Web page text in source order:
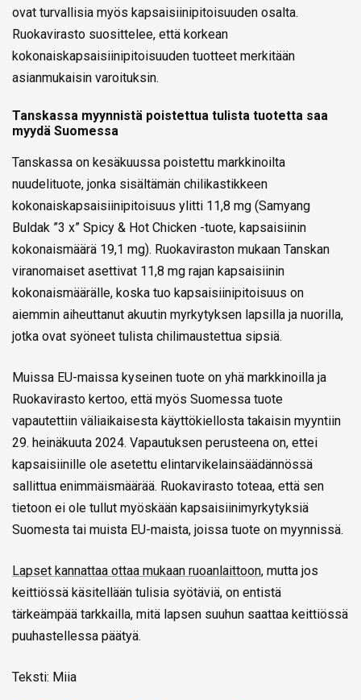
ovat turvallisia myös kapsaisiinipitoisuuden osalta.
Ruokavirasto suosittelee, että korkean
kokonaiskapsaisiinipitoisuuden tuotteet merkitään
asianmukaisin varoituksin.
Tanskassa myynnistä poistettua tulista tuotetta saa
myydä Suomessa
Tanskassa on kesäkuussa poistettu markkinoilta
nuudelituote, jonka sisältämän chilikastikkeen
kokonaiskapsaisiinipitoisuus ylitti 11,8 mg (Samyang
Buldak ”3 x” Spicy & Hot Chicken -tuote, kapsaisiinin
kokonaismäärä 19,1 mg). Ruokaviraston mukaan Tanskan
viranomaiset asettivat 11,8 mg rajan kapsaisiinin
kokonaismäärälle, koska tuo kapsaisiinipitoisuus on
aiemmin aiheuttanut akuutin myrkytyksen lapsilla ja nuorilla,
jotka ovat syöneet tulista chilimaustettua sipsiä.
Muissa EU-maissa kyseinen tuote on yhä markkinoilla ja
Ruokavirasto kertoo, että myös Suomessa tuote
vapautettiin väliaikaisesta käyttökiellosta takaisin myyntiin
29. heinäkuuta 2024. Vapautuksen perusteena on, ettei
kapsaisiinille ole asetettu elintarvikelainsäädännössä
sallittua enimmäismäärää. Ruokavirasto toteaa, että sen
tietoon ei ole tullut myöskään kapsaisiinimyrkytyksiä
Suomesta tai muista EU-maista, joissa tuote on myynnissä.
Lapset kannattaa ottaa mukaan ruoanlaittoon, mutta jos
keittiössä käsitellään tulisia syötäviä, on entistä
tärkeämpää tarkkailla, mitä lapsen suuhun saattaa keittiössä
puuhastellessa päätyä.
Teksti: Miia